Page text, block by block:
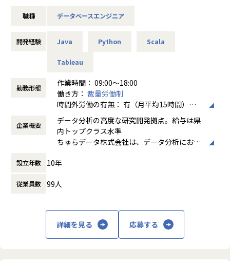
分の居心地の良い場所が見つかりやすく、働きやすい職場で
当社は、更なる事業拡大に向けエンジニアを募集します。
SES事業部
★自分の進みたい道が決まっている方へ
ます。
てください。
★現在やりたいことが決まってない方へ
私たちはあなたがやりたくないと思うことは強要しません。
います。
じて適切なエンジニアリングを提供できるよう組織として成
具体的な業務内容としては例えば「サイロ化された基幹シス
ータパイプラインを構築」したり、
もしくは「日々大量に発生するログデータを強大なマシンパ
ワーを持つ分散コンピューティング環境で流れるように処理
する」が挙げられます。
【業務の変更の範囲】
職種 データベースエンジニア
開発経験 Java Python Scala
Tableau
勤務形態
作業時間： 09:00～18:00
働き方： 裁量労働制
時間外労働の有無： 有（月平均15時間）
休憩時間： 60分
企業概要
データ分析の高度な研究開発拠点。給与は県
内トップクラス水準
ちゅらデータ株式会社は、データ分析におけ
STUDIO株式会社の完全子会社として設立さ
日本有数の分析者であり多数の著書も出版し
と強固な協力体制にあるため、大企業からベ
ンチャー企業まで、業界・業種を問わず様々
な仕事を担当することができるのが当社の強
設立年数 10年
従業員数 99人
詳細を見る 応募する